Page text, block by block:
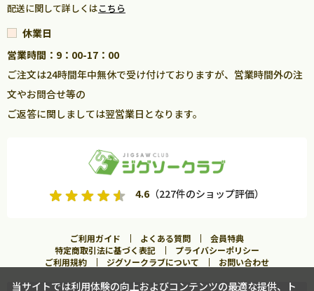
配送に関して詳しくはこちら
休業日
営業時間：9：00-17：00
ご注文は24時間年中無休で受け付けておりますが、営業時間外の注
文やお問合せ等の
ご返答に関しましては翌営業日となります。
4.6（227件のショップ評価）
ご利用ガイド よくある質問
会員特典
特定商取引法に基づく表記
プライバシーポリシー
ご利用規約
ジグソークラブについて お問い合わせ
当サイトでは利用体験の向上およびコンテンツの最適な提供、ト